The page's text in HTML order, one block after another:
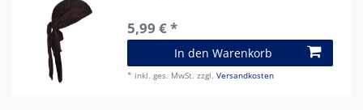
5,99 € *
In den Warenkorb
* inkl. ges. MwSt. zzgl.Versandkosten